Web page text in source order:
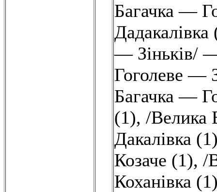
Багачка —
Дадакалівка
— Зіньків/
Гоголеве —
Багачка —
(1), /Велика
Дакалівка
Козаче (1), /
Коханівка